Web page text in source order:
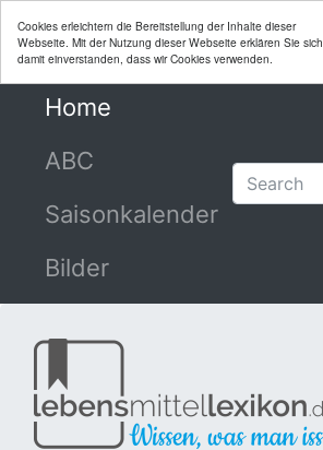
Cookies erleichtern die Bereitstellung der Inhalte dieser
Webseite. Mit der Nutzung dieser Webseite erklären Sie sich
damit einverstanden, dass wir Cookies verwenden.
Home
ABC
Saisonkalender
Bilder